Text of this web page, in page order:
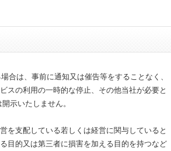
合は、事前に通知又は催告等をすることなく、
スの利用の一時的な停止、その他当社が必要と
示いたしません。
を支配している若しくは経営に関与していると
目的又は第三者に損害を加える目的を持つなど